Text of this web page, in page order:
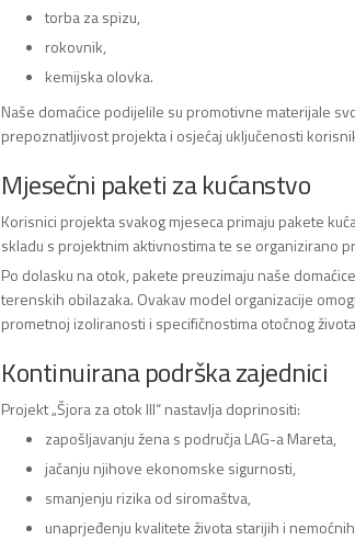
torba za spizu,
rokovnik,
kemijska olovka.
Naše domaćice podijelile su promotivne materijale
prepoznatljivost projekta i osjećaj uključenosti
Mjesečni paketi za kućanstvo
Korisnici projekta svakog mjeseca primaju pakete
skladu s projektnim aktivnostima te se organizirano
Po dolasku na otok, pakete preuzimaju naše
terenskih obilazaka. Ovakav model organizacije
prometnoj izoliranosti i specifičnostima otočnog
Kontinuirana podrška zajednici
Projekt „Šjora za otok III“ nastavlja doprinositi:
zapošljavanju žena s područja LAG-a Mareta,
jačanju njihove ekonomske sigurnosti,
smanjenju rizika od siromaštva,
unaprjeđenju kvalitete života starijih i